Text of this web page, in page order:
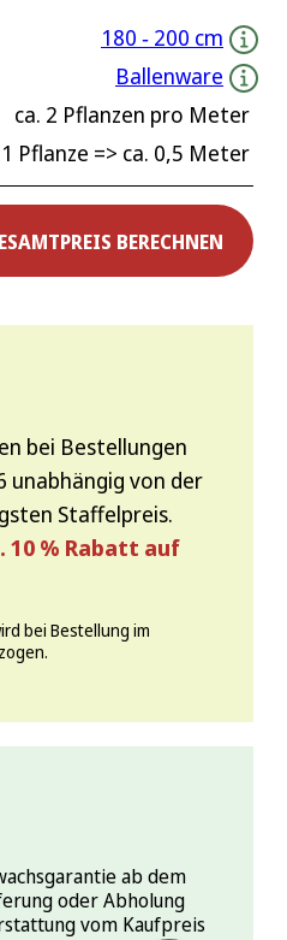
180 ‐ 200 cm
Ballenware
ca. 2 Pflanzen pro Meter
1 Pflanze => ca. 0,5 Meter
BERECHNEN
bei Bestellungen
unabhängig von der
Staffelpreis.
10 % Rabatt auf
bei Bestellung im
ab dem
oder Abholung
vom Kaufpreis